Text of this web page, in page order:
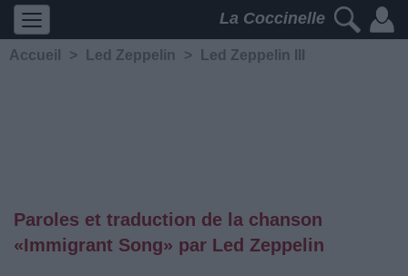
La Coccinelle
Accueil > Led Zeppelin > Led Zeppelin III
Paroles et traduction de la chanson
«Immigrant Song» par Led Zeppelin